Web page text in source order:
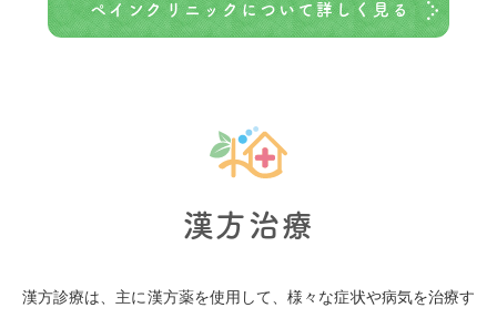
ペインクリニックについて詳しく見る
漢方治療
漢方診療は、主に漢方薬を使用して、様々な症状や病気を治療す